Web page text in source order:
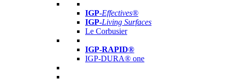
IGP-Effectives®
IGP-Living Surfaces
Le Corbusier
IGP-RAPID®
IGP-DURA® one